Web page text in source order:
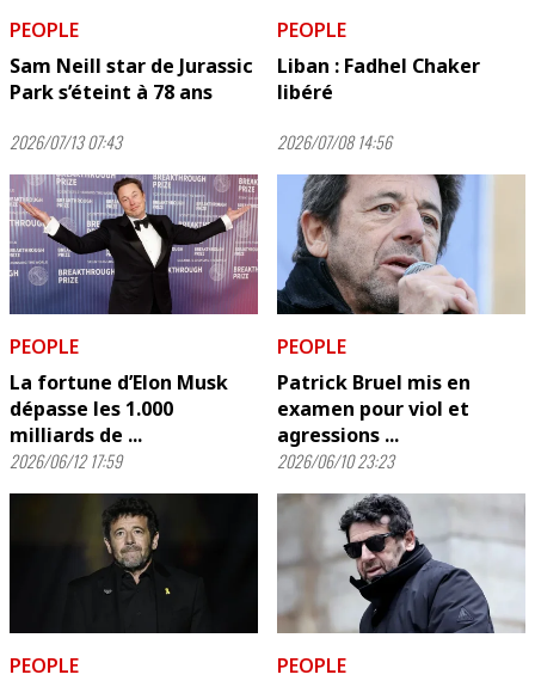
PEOPLE
Sam Neill star de Jurassic
Park s’éteint à 78 ans
2026/07/13 07:43
PEOPLE
Liban : Fadhel Chaker
libéré
2026/07/08 14:56
PEOPLE
La fortune d’Elon Musk
dépasse les 1.000
milliards de ...
2026/06/12 17:59
PEOPLE
Patrick Bruel mis en
examen pour viol et
agressions ...
2026/06/10 23:23
PEOPLE
PEOPLE